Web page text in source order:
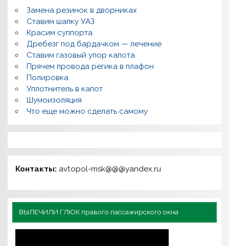
Замена резинок в дворниках
Ставим шапку УАЗ
Красим суппорта
Дребезг под бардачком — лечение
Ставим газовый упор капота
Прячем провода регика в плафон
Полировка
Уплотнитель в капот
Шумоизоляция
Что еще можно сделать самому
Контакты: avtopol-msk@@@yandex.ru
ВЫЛЕЧИЛИ ГЛЮК правого пассажирского окна